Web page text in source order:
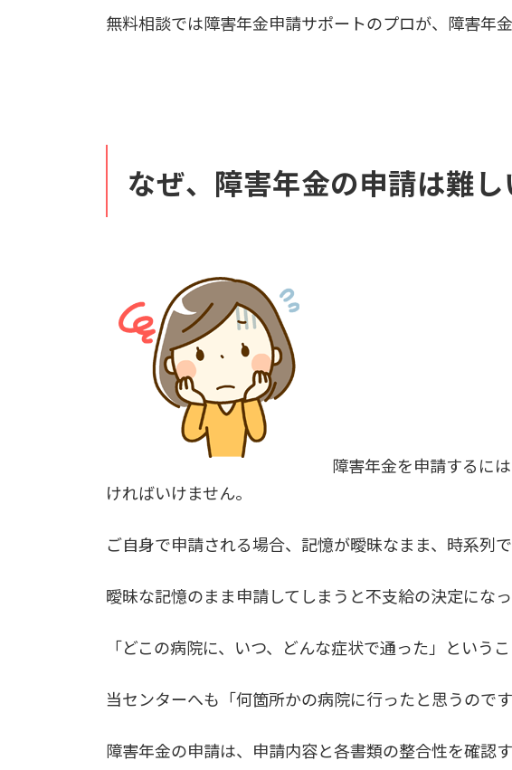
無料相談では障害年金申請サポートのプロが、障害年
なぜ、障害年金の申請は難し
障害年金を申請するに
ければいけません。
ご自身で申請される場合、記憶が曖昧なまま、時系列
曖昧な記憶のまま申請してしまうと不支給の決定にな
「どこの病院に、いつ、どんな症状で通った」という
当センターへも「何箇所かの病院に行ったと思うので
障害年金の申請は、申請内容と各書類の整合性を確認